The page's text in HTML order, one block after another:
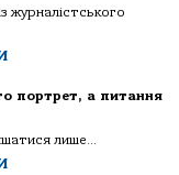
журналістського
портрет, а питання
лише...